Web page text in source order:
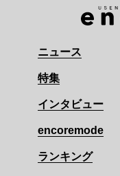
ニュース
特集
インタビュー
encoremode
ランキング